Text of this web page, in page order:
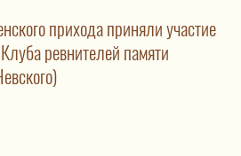
прихода приняли участие
ревнителей памяти